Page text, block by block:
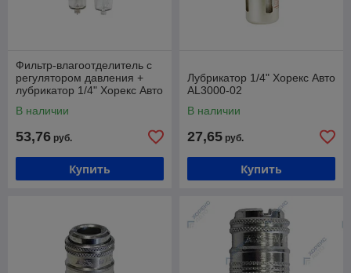
Фильтр-влагоотделитель с
регулятором давления +
лубрикатор 1/4" Хорекс Авто
В наличии
53,76 руб.
Купить
Лубрикатор 1/4" Хорекс Авто
AL3000-02
В наличии
27,65 руб.
Купить